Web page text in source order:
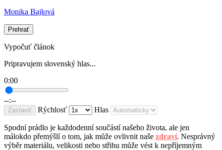
Monika Bajlová
Prehrať
Vypočuť článok
Pripravujem slovenský hlas...
0:00
--:--
Zastaviť Rýchlosť Hlas
Spodní prádlo je každodenní součástí našeho života, ale jen
málokdo přemýšlí o tom, jak může ovlivnit naše zdraví. Nesprávný
výběr materiálu, velikosti nebo střihu může vést k nepříjemným